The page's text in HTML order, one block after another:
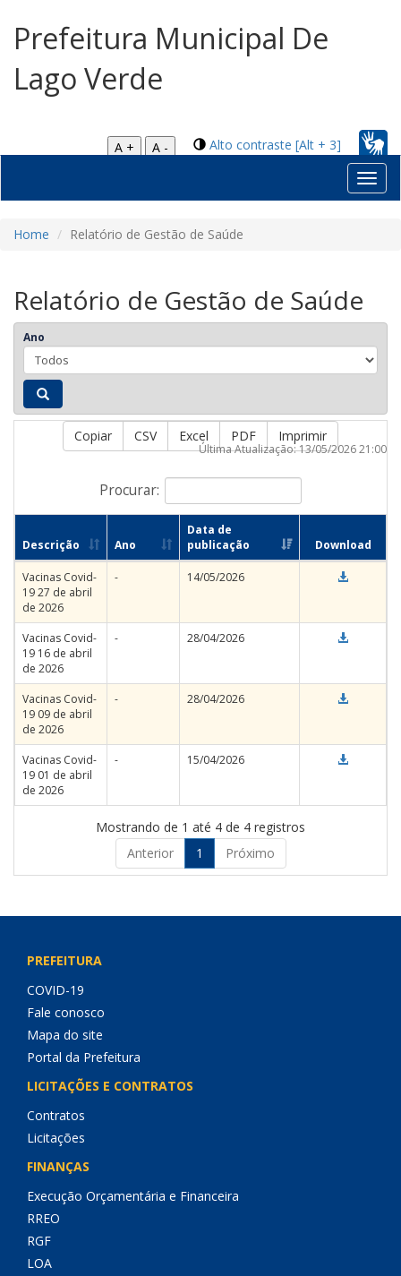
Prefeitura Municipal De
Lago Verde
Alto contraste [Alt + 3]
A +
A -
Home Relatório de Gestão de Saúde
Relatório de Gestão de Saúde
Ano
Copiar CSV Excel PDF Imprimir
Procurar:
Última Atualização: 13/05/2026 21:00
Descrição Ano
Data de
publicação
Download
Vacinas Covid-
19 27 de abril
de 2026
- 14/05/2026
Vacinas Covid-
19 16 de abril
de 2026
- 28/04/2026
Vacinas Covid-
19 09 de abril
de 2026
- 28/04/2026
Vacinas Covid-
19 01 de abril
de 2026
- 15/04/2026
Mostrando de 1 até 4 de 4 registros
Anterior
1 Próximo
PREFEITURA
COVID-19
Fale conosco
Mapa do site
Portal da Prefeitura
LICITAÇÕES E CONTRATOS
Contratos
Licitações
FINANÇAS
Execução Orçamentária e Financeira
RREO
RGF
LOA